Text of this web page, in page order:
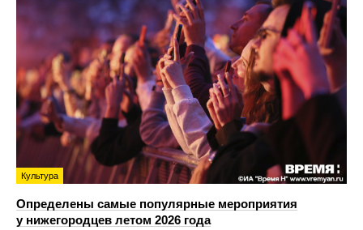
Культура
Определены самые популярные мероприятия
у нижегородцев летом 2026 года